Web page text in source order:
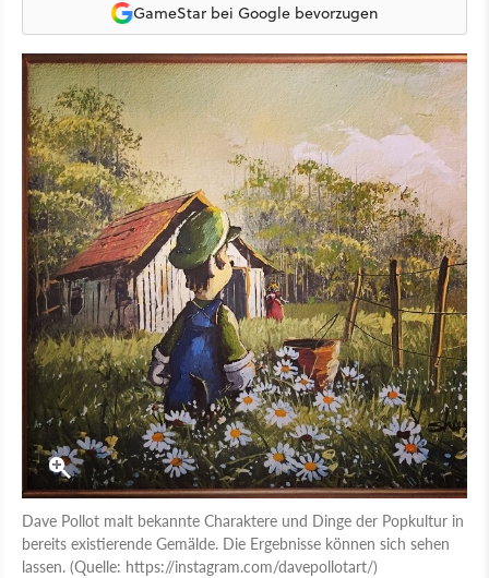
GameStar bei Google bevorzugen
Dave Pollot malt bekannte Charaktere und Dinge der Popkultur in
bereits existierende Gemälde. Die Ergebnisse können sich sehen
lassen. (Quelle: https://instagram.com/davepollotart/)